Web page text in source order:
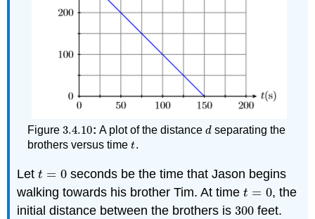
Figure3.4.10
3.4.10: A plot of the distance d
d separating the
brothers versus timet
t .
Lett = 0
t=0
seconds be the time that Jason begins
walking towards his brother Tim. At timet = 0
t=0
, the
initial distance between the brothers is300
300 feet.